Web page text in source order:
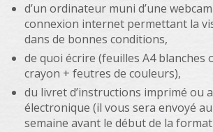
d’un ordinateur muni d’une
connexion internet permettant la
dans de bonnes conditions,
de quoi écrire (feuilles A4 blanches
crayon + feutres de couleurs),
du livret d’instructions imprimé ou
électronique (il vous sera envoyé
semaine avant le début de la